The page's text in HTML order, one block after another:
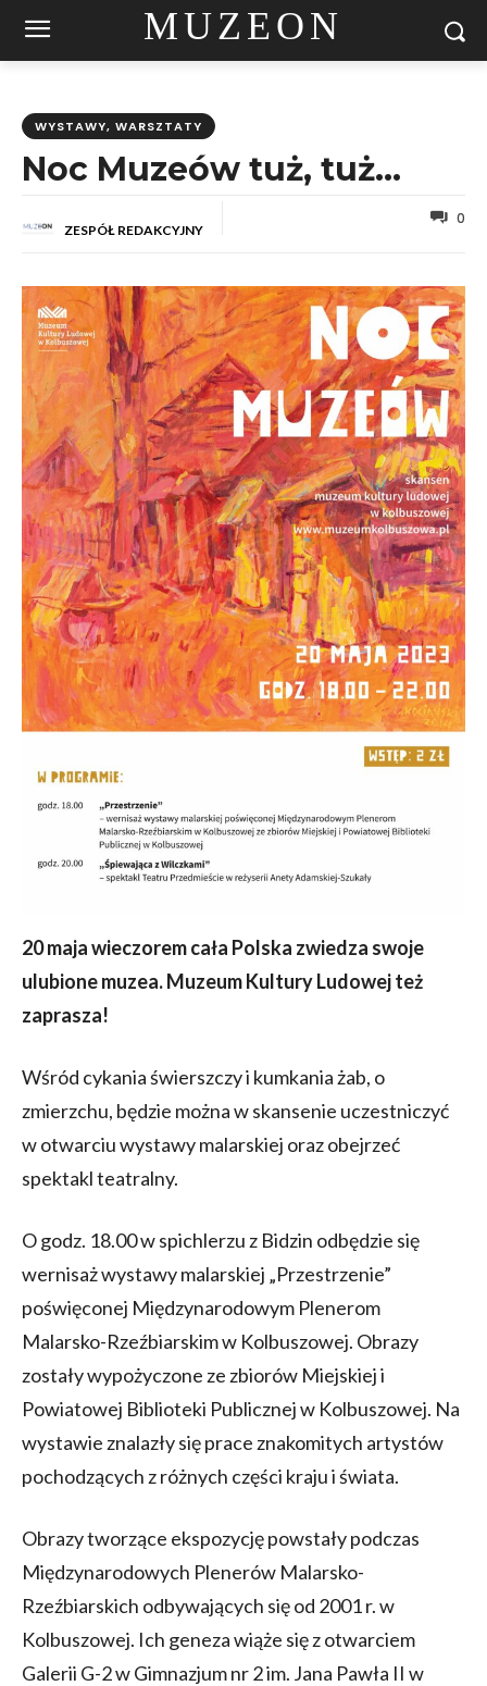
MUZEON
WYSTAWY, WARSZTATY
Noc Muzeów tuż, tuż…
ZESPÓŁ REDAKCYJNY
0
20 maja wieczorem cała Polska zwiedza swoje
ulubione muzea. Muzeum Kultury Ludowej też
zaprasza!
Wśród cykania świerszczy i kumkania żab, o
zmierzchu, będzie można w skansenie uczestniczyć
w otwarciu wystawy malarskiej oraz obejrzeć
spektakl teatralny.
O godz. 18.00 w spichlerzu z Bidzin odbędzie się
wernisaż wystawy malarskiej „Przestrzenie”
poświęconej Międzynarodowym Plenerom
Malarsko-Rzeźbiarskim w Kolbuszowej. Obrazy
zostały wypożyczone ze zbiorów Miejskiej i
Powiatowej Biblioteki Publicznej w Kolbuszowej. Na
wystawie znalazły się prace znakomitych artystów
pochodzących z różnych części kraju i świata.
Obrazy tworzące ekspozycję powstały podczas
Międzynarodowych Plenerów Malarsko-
Rzeźbiarskich odbywających się od 2001 r. w
Kolbuszowej. Ich geneza wiąże się z otwarciem
Galerii G-2 w Gimnazjum nr 2 im. Jana Pawła II w